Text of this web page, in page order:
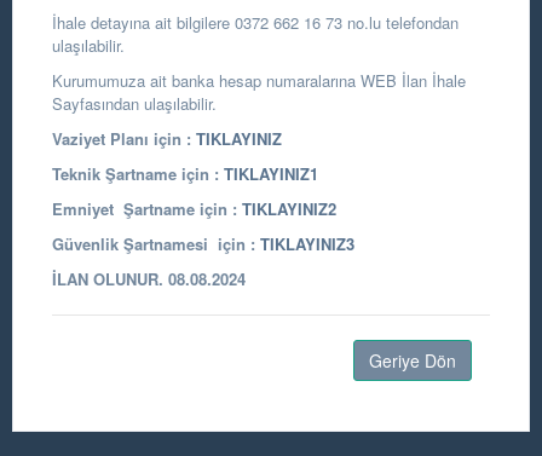
İhale detayına ait bilgilere 0372 662 16 73 no.lu telefondan
ulaşılabilir.
Kurumumuza ait banka hesap numaralarına WEB İlan İhale
Sayfasından ulaşılabilir.
Vaziyet Planı için : TIKLAYINIZ
Teknik Şartname için : TIKLAYINIZ1
Emniyet Şartname için : TIKLAYINIZ2
Güvenlik Şartnamesi için : TIKLAYINIZ3
İLAN OLUNUR. 08.08.2024
Geriye Dön